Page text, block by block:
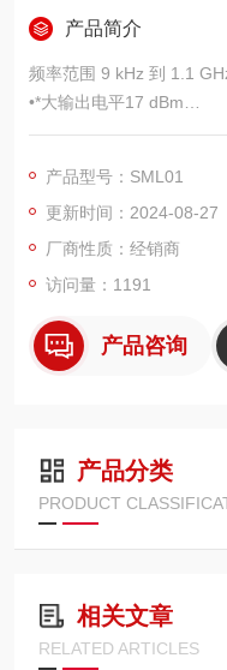
产品简介
频率范围 9 kHz 到 1.1
•*大输出电平17 dBm
•标配所有模拟调制功能
•低 SSB 相位噪声，–111
•宽带噪声典型值–148
•电平不确定度小于0.9 dB
产品型号：SML01
更新时间：2024-08-27
厂商性质：经销商
访问量：1191
产品咨询
产品分类
PRODUCT
相关文章
RELATED ARTICLES